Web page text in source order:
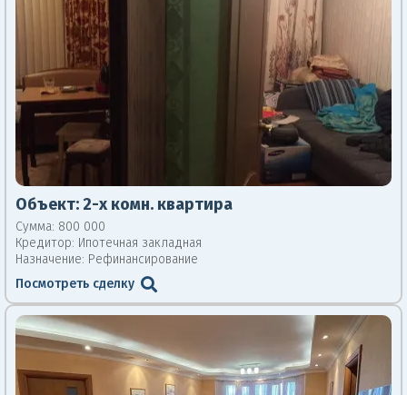
Объект: 2-х комн. квартира
Сумма: 800 000
Кредитор: Ипотечная закладная
Назначение: Рефинансирование
Посмотреть сделку